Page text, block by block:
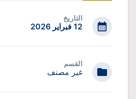
التاريخ
12 فبراير 2026
القسم
غير مصنف